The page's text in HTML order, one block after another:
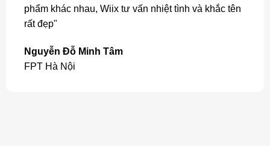
phẩm khác nhau, Wiix tư vấn nhiệt tình và khắc tên
rất đẹp"
Nguyễn Đỗ Minh Tâm
FPT Hà Nội